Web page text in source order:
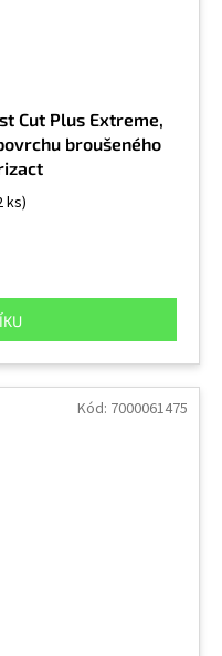
Cut Plus Extreme,
broušeného
ks)
Kód: 7000061475